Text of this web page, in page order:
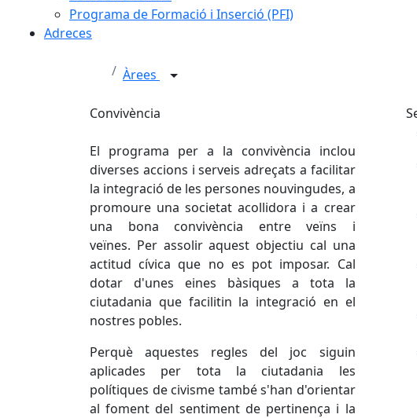
Programa de Formació i Inserció (PFI)
Adreces
Àrees
Convivència
El programa per a la convivència inclou
diverses accions i serveis adreçats a facilitar
la integració de les persones nouvingudes, a
promoure una societat acollidora i a crear
una bona convivència entre veïns i
veïnes. Per assolir aquest objectiu cal una
actitud cívica que no es pot imposar. Cal
dotar d'unes eines bàsiques a tota la
ciutadania que facilitin la integració en el
nostres pobles.
Perquè aquestes regles del joc siguin
aplicades per tota la ciutadania les
polítiques de civisme també s'han d'orientar
al foment del sentiment de pertinença i la